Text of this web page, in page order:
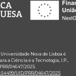
Nova de Lisboa é
a Ciência e a Tecnologia, I.P.,
04647/2025.
UID/PRR/04647/2025